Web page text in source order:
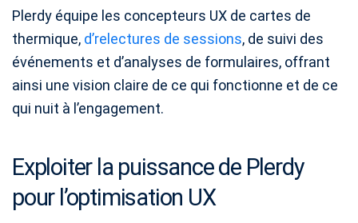
Plerdy équipe les concepteurs UX de cartes de
thermique, d’relectures de sessions, de suivi des
événements et d’analyses de formulaires, offrant
ainsi une vision claire de ce qui fonctionne et de ce
qui nuit à l’engagement.
Exploiter la puissance de Plerdy
pour l’optimisation UX